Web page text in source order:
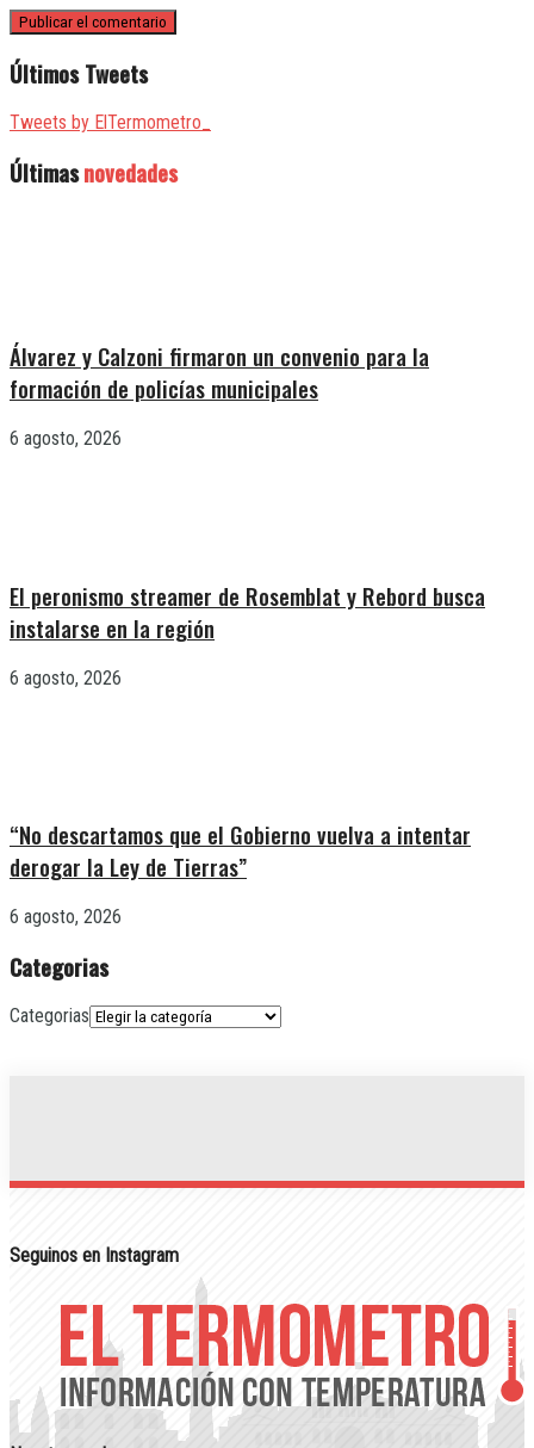
Últimos Tweets
Tweets by ElTermometro_
Últimasnovedades
Álvarez y Calzoni firmaron un convenio para la
formación de policías municipales
6 agosto, 2026
El peronismo streamer de Rosemblat y Rebord busca
instalarse en la región
6 agosto, 2026
“No descartamos que el Gobierno vuelva a intentar
derogar la Ley de Tierras”
6 agosto, 2026
Categorias
Categorias
Seguinos en Instagram